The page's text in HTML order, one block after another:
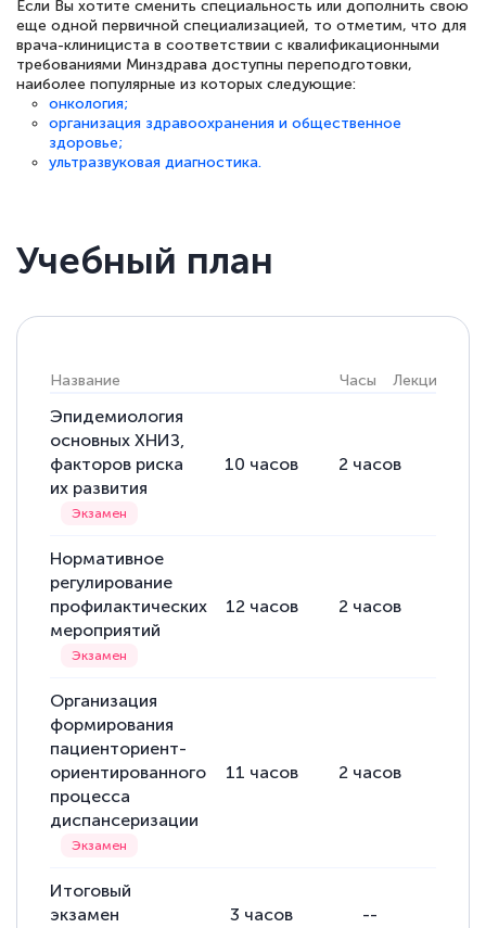
Светлана К
Знаток города 7 уровня
10 марта 2026
Оставила заявку на обучение онлайн, мне
количество тематической литературы,
прохождения курса, удобная система
каком этапе…
Если Вы хотите сменить специальность или дополнить свою
еще одной первичной специализацией, то отметим, что для
врача-клинициста в соответствии с квалификационными
требованиями Минздрава доступны переподготовки,
наиболее популярные из которых следующие:
онкология;
организация здравоохранения и общественное
здоровье;
ультразвуковая диагностика.
Учебный план
Название Часы Лекции
Эпидемиология
основных ХНИЗ,
факторов риска
их развития
10 часов 2 часов
Нормативное
регулирование
профилактических
мероприятий
12 часов 2 часов
Организация
формирования
пациенториент-
ориентированного
процесса
диспансеризации
11 часов 2 часов
Итоговый
экзамен
3 часов --